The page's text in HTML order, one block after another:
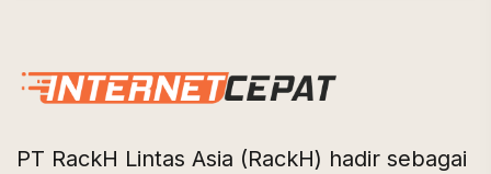
PT RackH Lintas Asia (RackH) hadir sebagai